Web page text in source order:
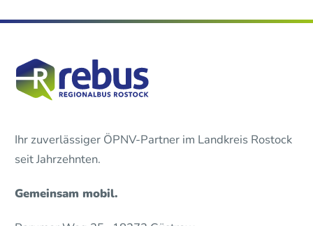
Ihr zuverlässiger ÖPNV-Partner im Landkreis Rostock
seit Jahrzehnten.
Gemeinsam mobil.